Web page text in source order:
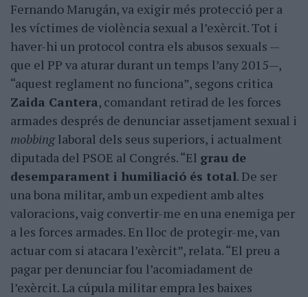
Fernando Marugán, va exigir més protecció per a
les víctimes de violència sexual a l’exèrcit. Tot i
haver-hi un protocol contra els abusos sexuals —
que el PP va aturar durant un temps l’any 2015—,
“aquest reglament no funciona”, segons critica
Zaida Cantera, comandant retirad de les forces
armades després de denunciar assetjament sexual i
mobbinglaboral dels seus superiors, i actualment
diputada del PSOE al Congrés. “El grau de
desemparament i humiliació és total. De ser
una bona militar, amb un expedient amb altes
valoracions, vaig convertir-me en una enemiga per
a les forces armades. En lloc de protegir-me, van
actuar com si atacara l’exèrcit”, relata. “El preu a
pagar per denunciar fou l’acomiadament de
l’exèrcit. La cúpula militar empra les baixes